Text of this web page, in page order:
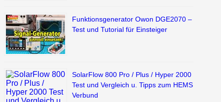
Funktionsgenerator Owon DGE2070 –
Test und Tutorial für Einsteiger
SolarFlow 800 Pro / Plus / Hyper 2000
Test und Vergleich u. Tipps zum HEMS
Verbund